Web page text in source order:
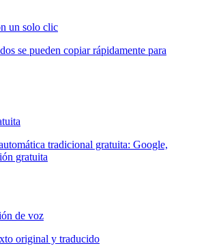
un solo clic
se pueden copiar rápidamente para
tradicional gratuita: Google,
gratuita
de voz
original y traducido